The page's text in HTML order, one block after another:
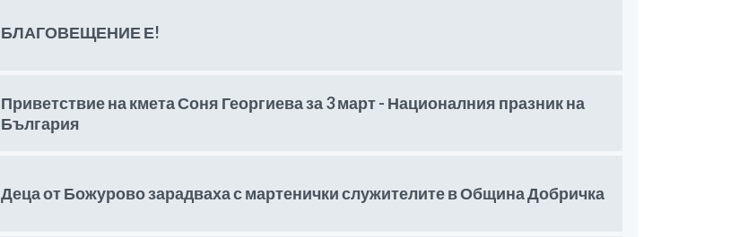
БЛАГОВЕЩЕНИЕ Е!
Приветствие на кмета Соня Георгиева за 3 март - Националния празник на
България
Деца от Божурово зарадваха с мартенички служителите в Община Добричка